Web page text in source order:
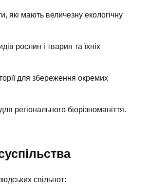
які мають величезну екологічну
рослин і тварин та їхніх
для збереження окремих
регіонального біорізноманіття.
спільнот: